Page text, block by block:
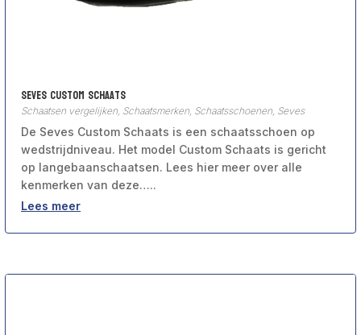
Seves Custom Schaats
Schaatsen vergelijken Schaatsmerken Schaatsschoenen Seves
De Seves Custom Schaats is een schaatsschoen op
wedstrijdniveau. Het model Custom Schaats is gericht
op langebaanschaatsen. Lees hier meer over alle
kenmerken van deze…..
Lees meer